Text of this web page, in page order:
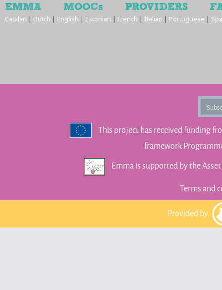
EMMA MOOCs PROVIDERS
Catalan | Dutch | English | Estonian | French | Italian | Portuguese |
This project has received funding
framework
Emma is supported by the
Terms and
Provided by